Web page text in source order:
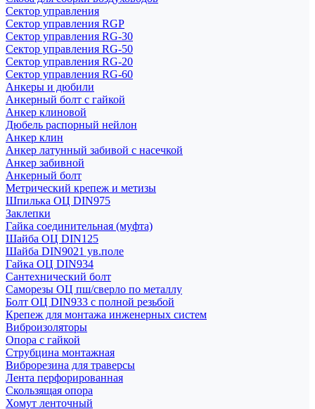
Сектор управления
Сектор управления RGP
Сектор управления RG-30
Сектор управления RG-50
Сектор управления RG-20
Сектор управления RG-60
Анкеры и дюбили
Анкерный болт с гайкой
Анкер клиновой
Дюбель распорный нейлон
Анкер клин
Анкер латунный забивой с насечкой
Анкер забивной
Анкерный болт
Метрический крепеж и метизы
Шпилька ОЦ DIN975
Заклепки
Гайка соединительная (муфта)
Шайба ОЦ DIN125
Шайба DIN9021 ув.поле
Гайка ОЦ DIN934
Сантехнический болт
Саморезы ОЦ пш/сверло по металлу
Болт ОЦ DIN933 с полной резьбой
Крепеж для монтажа инженерных систем
Виброизоляторы
Опора с гайкой
Струбцина монтажная
Виброрезина для траверсы
Лента перфорированная
Скользящая опора
Хомут ленточный